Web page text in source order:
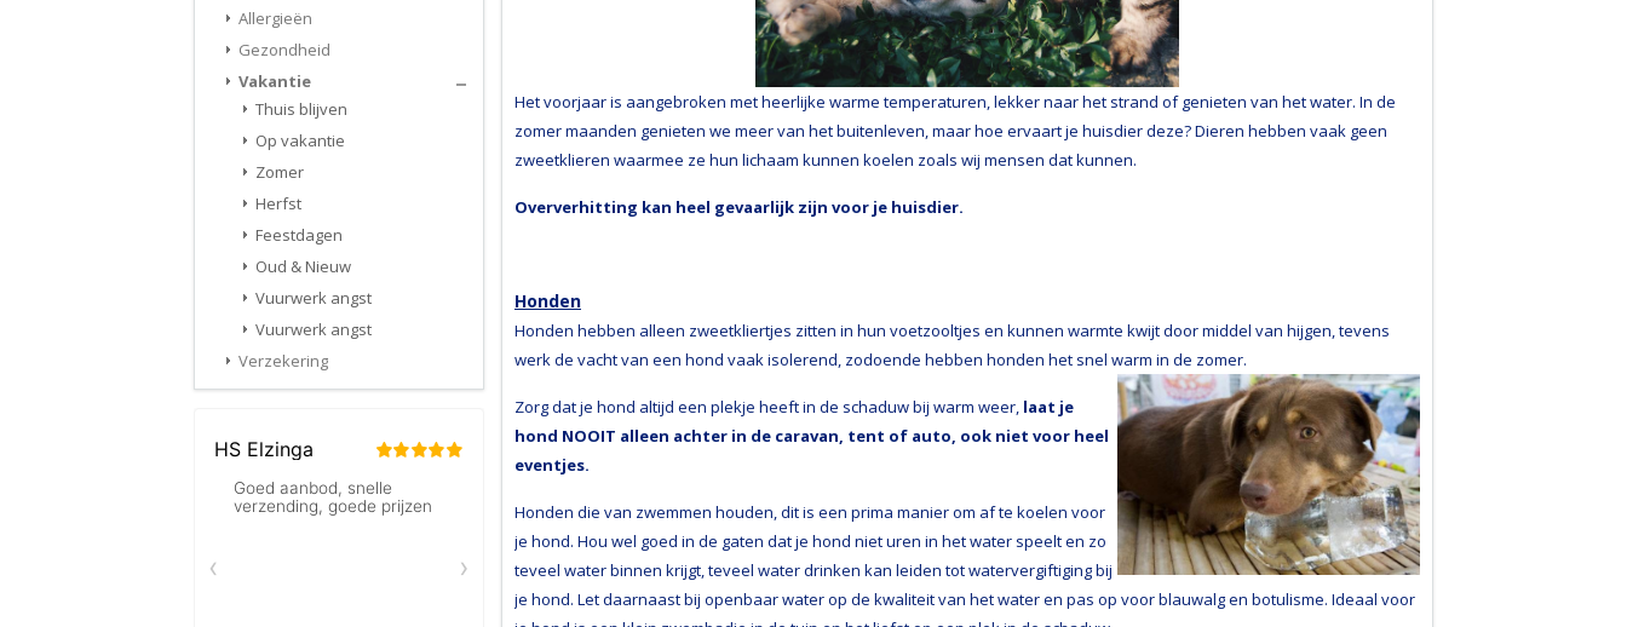
Het voorjaar is aangebroken met heerlijke warme temperaturen, lekker naar het strand of genieten van het water. In de
zomer maanden genieten we meer van het buitenleven, maar hoe ervaart je huisdier deze? Dieren hebben vaak geen
zweetklieren waarmee ze hun lichaam kunnen koelen zoals wij mensen dat kunnen.
Oververhitting kan heel gevaarlijk zijn voor je huisdier.
Honden
Honden hebben alleen zweetkliertjes zitten in hun voetzooltjes en kunnen warmte kwijt door middel van hijgen, tevens
werk de vacht van een hond vaak isolerend, zodoende hebben honden het snel warm in de zomer.
Zorg dat je hond altijd een plekje heeft in de schaduw bij warm weer, laat je
hond NOOIT alleen achter in de caravan, tent of auto, ook niet voor heel
eventjes.
Honden die van zwemmen houden, dit is een prima manier om af te koelen voor
je hond. Hou wel goed in de gaten dat je hond niet uren in het water speelt en zo
teveel water binnen krijgt, teveel water drinken kan leiden tot watervergiftiging bij
je hond. Let daarnaast bij openbaar water op de kwaliteit van het water en pas op voor blauwalg en botulisme. Ideaal voor
Allergieën
Gezondheid
Vakantie
Thuis blijven
Op vakantie
Zomer
Herfst
Feestdagen
Oud & Nieuw
Vuurwerk angst
Vuurwerk angst
Verzekering